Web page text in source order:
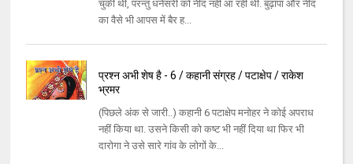
चुकी थी, परन्‍तु धनेसरी को नींद नहीं आ रही थी. बुढ़ापा और नींद
का वैसे भी आपस में बैर ह...
प्रश्न अभी शेष है - 6 / कहानी संग्रह / पटाक्षेप / राकेश
भ्रमर
(पिछले अंक से जारी..) कहानी 6 पटाक्षेप मनोहर ने कोई अपराध
नहीं किया था. उसने किसी को कष्‍ट भी नहीं दिया था फिर भी
दारोगा ने उसे सारे गांव के लोगों के...